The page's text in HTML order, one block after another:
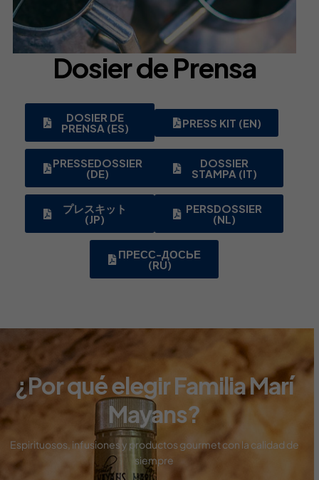
Dosier de Prensa
DOSIER DE
PRENSA (ES) PRESS KIT (EN)
PRESSEDOSSIER
(DE)
DOSSIER
STAMPA (IT)
プレスキット
(JP)
PERSDOSSIER
(NL)
ПРЕСС-ДОСЬЕ
(RU)
¿Por qué elegir Familia Marí
Mayans?
Espirituosos, infusiones y productos gourmet con la calidad de
siempre